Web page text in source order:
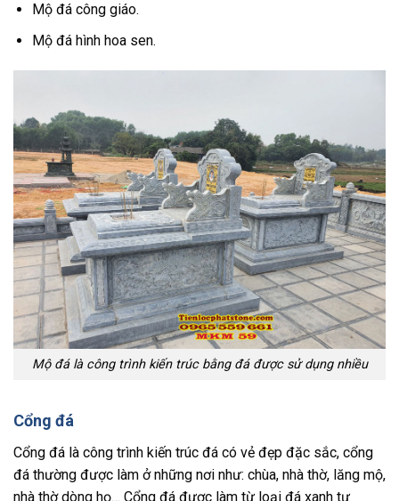
Mộ đá công giáo.
Mộ đá hình hoa sen.
Mộ đá là công trình kiến trúc bằng đá được sử dụng nhiều
Cổng đá
Cổng đá là công trình kiến trúc đá có vẻ đẹp đặc sắc, cổng
đá thường được làm ở những nơi như: chùa, nhà thờ, lăng mộ,
nhà thờ dòng họ… Cổng đá được làm từ loại đá xanh tự